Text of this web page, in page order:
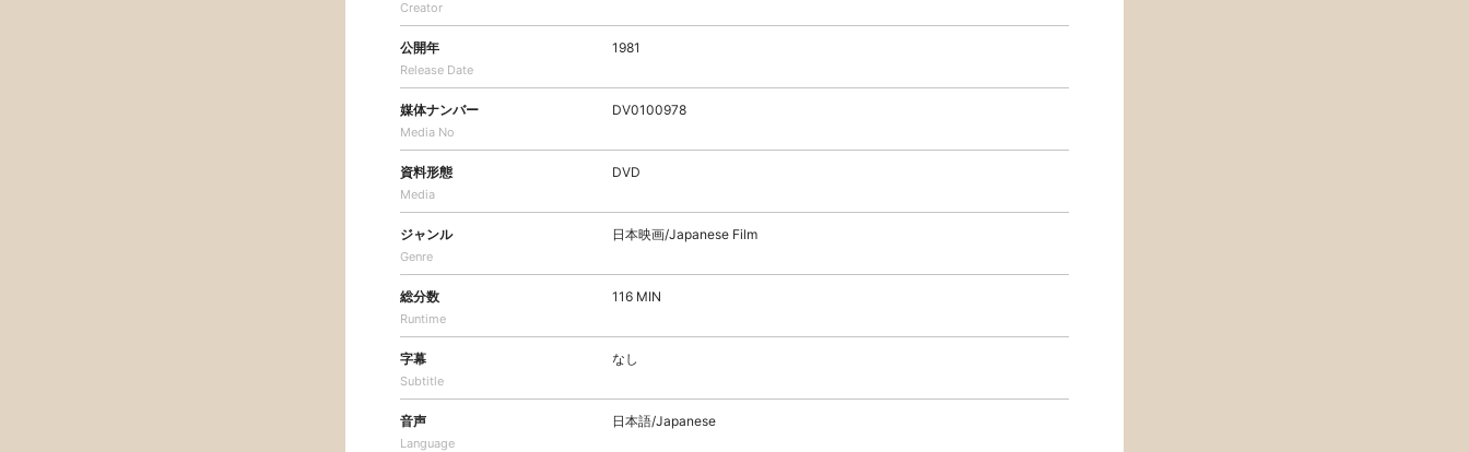
Creator
公開年
Release Date
1981
媒体ナンバー
Media No
DV0100978
資料形態
Media
DVD
ジャンル
Genre
日本映画/Japanese Film
総分数
Runtime
116 MIN
字幕
Subtitle
なし
音声
Language
日本語/Japanese